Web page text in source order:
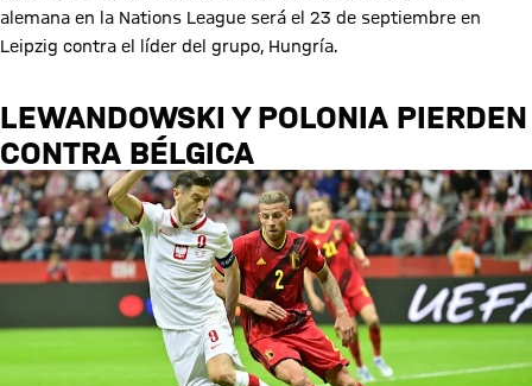
alemana en la Nations League será el 23 de septiembre en
Leipzig contra el líder del grupo, Hungría.
LEWANDOWSKI Y POLONIA PIERDEN
CONTRA BÉLGICA